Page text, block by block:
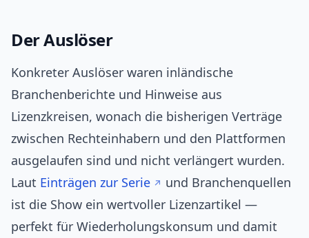
Der Auslöser
Konkreter Auslöser waren inländische
Branchenberichte und Hinweise aus
Lizenzkreisen, wonach die bisherigen Verträge
zwischen Rechteinhabern und den Plattformen
ausgelaufen sind und nicht verlängert wurden.
Laut Einträgen zur Serie
und Branchenquellen
ist die Show ein wertvoller Lizenzartikel —
perfekt für Wiederholungskonsum und damit